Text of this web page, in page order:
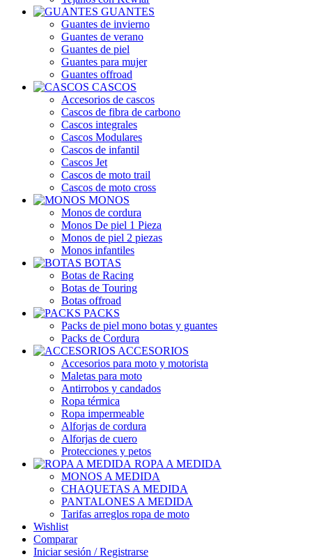
GUANTES
Guantes de invierno
Guantes de verano
Guantes de piel
Guantes para mujer
Guantes offroad
CASCOS
Accesorios de cascos
Cascos de fibra de carbono
Cascos integrales
Cascos Modulares
Cascos de infantil
Cascos Jet
Cascos de moto trail
Cascos de moto cross
MONOS
Monos de cordura
Monos De piel 1 Pieza
Monos de piel 2 piezas
Monos infantiles
BOTAS
Botas de Racing
Botas de Touring
Botas offroad
PACKS
Packs de piel mono botas y guantes
Packs de Cordura
ACCESORIOS
Accesorios para moto y motorista
Maletas para moto
Antirrobos y candados
Ropa térmica
Ropa impermeable
Alforjas de cordura
Alforjas de cuero
Protecciones y petos
ROPA A MEDIDA
MONOS A MEDIDA
CHAQUETAS A MEDIDA
PANTALONES A MEDIDA
Tarifas arreglos ropa de moto
Wishlist
Comparar
Iniciar sesión / Registrarse